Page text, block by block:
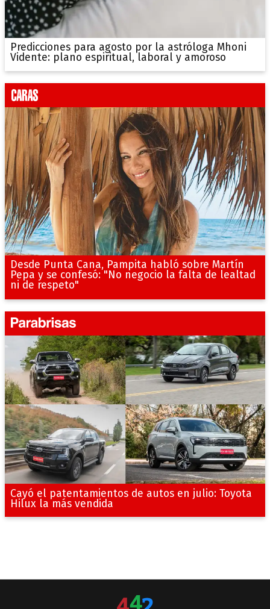
Predicciones para agosto por la astróloga Mhoni
Vidente: plano espiritual, laboral y amoroso
Desde Punta Cana, Pampita habló sobre Martín
Pepa y se confesó: "No negocio la falta de lealtad
ni de respeto"
Cayó el patentamientos de autos en julio: Toyota
Hilux la más vendida